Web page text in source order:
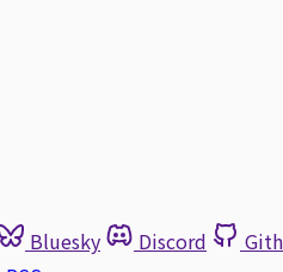
Bluesky Discord